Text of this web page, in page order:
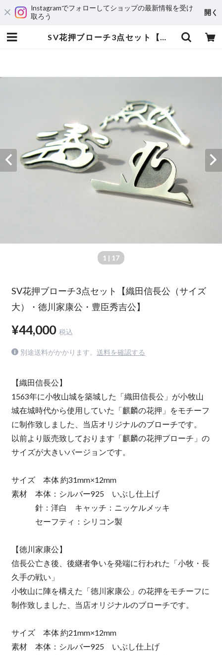
Instagramでフォローしてショップの最新情報を受け
取ろう
開く
SV花押ブローチ3点セット【織田信長公（サイズ大）・徳川家康公・豊臣秀吉公】 | 宝飾工房 Ｋ’ｓ ＣＲＡＦＴ
1 | 17
SV花押ブローチ3点セット【織田信長公（サイズ
大）・徳川家康公・豊臣秀吉公】
¥44,000 税込
別途送料がかかります。 送料を確認する
【織田信長公】
1563年に小牧山城を築城した「織田信長公」が小牧山
城在城時代から使用していた「麒麟の花押」をモチーフ
に制作致しました、当店オリジナルのブローチです。
以前より販売致しております「麒麟の花押ブローチ」の
サイズが大きいバージョンです。
サイズ 本体 約31mm×12mm
素材 本体：シルバー925 いぶし仕上げ
針：洋白 キャッチ：ニッケルメッキ
セーフティ：シリコン製
【徳川家康公】
信長公亡き後、後継者争いを発端に行われた「小牧・長
久手の戦い」
小牧山に陣を構えた「徳川家康公」の花押をモチーフに
制作致しました、当店オリジナルのブローチです。
サイズ 本体 約21mm×12mm
素材 本体：シルバー925 いぶし仕上げ